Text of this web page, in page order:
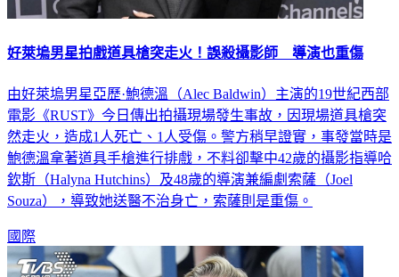
好萊塢男星拍戲道具槍突走火！誤殺攝影師 導演也重傷
由好萊塢男星亞歷·鮑德溫（Alec Baldwin）主演的19世紀西部
電影《RUST》今日傳出拍攝現場發生事故，因現場道具槍突
然走火，造成1人死亡、1人受傷。警方稍早證實，事發當時是
鮑德溫拿著道具手槍進行排戲，不料卻擊中42歲的攝影指導哈
欽斯（Halyna Hutchins）及48歲的導演兼編劇索薩（Joel
Souza），導致她送醫不治身亡，索薩則是重傷。
國際